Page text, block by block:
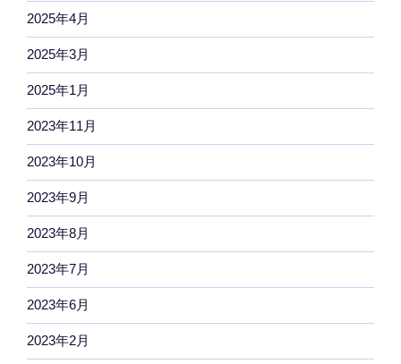
2025年4月
2025年3月
2025年1月
2023年11月
2023年10月
2023年9月
2023年8月
2023年7月
2023年6月
2023年2月